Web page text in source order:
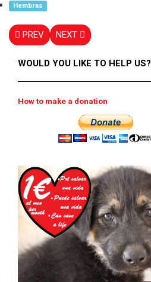
Hembras
PREV NEXT
WOULD YOU LIKE TO HELP US?
How to make a donation